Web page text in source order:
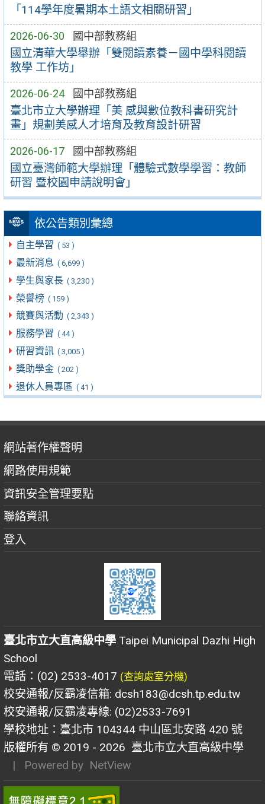
「114學年度暑期本土語文相關研習」
2026-06-30 國中部教務組
國立清華大學舉辦「雙閱讀素養－國中學科閱讀
教學 工作坊」
2026-06-24 國中部教務組
臺北市立大學辦理「美 感與數位教科書研究計
畫」規劃美感人才培育及教育設計研習
2026-06-17 國中部教務組
國立臺灣師範大學辦理「體驗式數學學習：教師
研習 暨校園申請說明會」
依公告類別彙總
自主學習 ( 53 )
最新消息 ( 6,699 )
學生與家長 ( 3,230 )
榮譽榜 ( 159 )
競賽與活動 ( 2,343 )
服務學習 ( 44 )
研習資訊 ( 3,005 )
獎助學金 ( 202 )
退休人員專區 ( 41 )
網站著作權聲明
網路使用規範
資訊安全管理要點
聯絡資訊
登入
臺北市立大直高級中學 Taipei Municipal Dazhi High
School
電話：(02) 2533-4017 (查詢處室分機)
校安通報/反霸凌信箱: dcsh183@dcsh.tp.edu.tw
校安通報/反霸凌專線: (02)2533-7691
學校地址：臺北市 104344 中山區北安路 420 號
版權所有 © 2019 - 2026 臺北市立大直高級中學
| Powered by NetView